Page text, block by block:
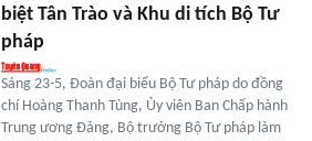
biệt Tân Trào và Khu di tích Bộ Tư
pháp
Sáng 23-5, Đoàn đại biểu Bộ Tư pháp do đồng
chí Hoàng Thanh Tùng, Ủy viên Ban Chấp hành
Trung ương Đảng, Bộ trưởng Bộ Tư pháp làm